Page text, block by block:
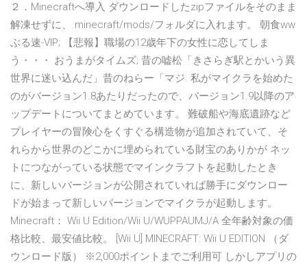
２．Minecraftへ導入 ダウンロードしたzipファイルをそのまま
解凍せずに、.minecraft/mods/フォルダに入れます。 朝食ww
ぶる速-VIP; 【悲報】職場の12歳年下の女性に恋してしま
う・・・ おうまがタイムズ; 昔の嘘松「きさらぎ駅とかいう異
世界に迷い込んだ」昔のねらー「マジ. 私がマイクラを始めた
のがバージョン1.8あたりだったので、バージョン1.9以降のア
ップデートについてまとめています。 難破船や海底遺跡など
プレイヤーの冒険心をくすぐる構造物が追加されていて、そ
れらから世界のどこかに埋められている財宝のありかが ネッ
トにつながっている状態でマインクラフトを起動したとき
に、新しいバージョンが公開されていれば勝手にダウンロー
ドが始まって新しいバージョンでマイクラが起動します。
Minecraft： Wii U Edition/Wii U/WUPPAUMJ/A 全年齢対象の価
格比較、最安値比較。 [Wii U] MINECRAFT: Wii U EDITION （ダ
ウンロード版） ※2,000ポイントまでご利用可 しかしアプリの